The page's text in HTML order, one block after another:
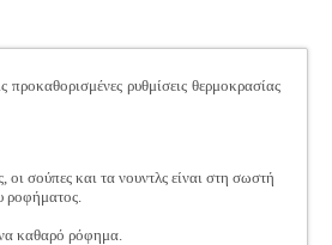
ρυθμίσεις θερμοκρασίας
σούπες και τα νουντλς είναι στη σωστή
ροφήματος.
καθαρό ρόφημα.